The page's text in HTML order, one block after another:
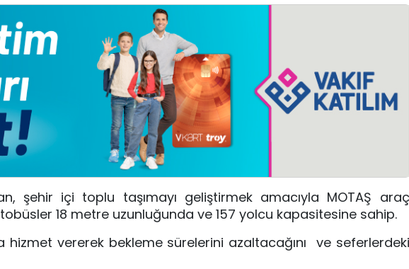
şehir içi toplu taşımayı geliştirmek amacıyla MOTAŞ araç
18 metre uzunluğunda ve 157 yolcu kapasitesine sahip.
vererek bekleme sürelerini azaltacağını ve seferlerdeki